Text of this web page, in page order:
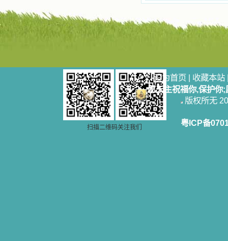
扫描二维码关注我们
设为首页 | 收藏本站
愿天主祝福你,保护你
版权所无
粤ICP备